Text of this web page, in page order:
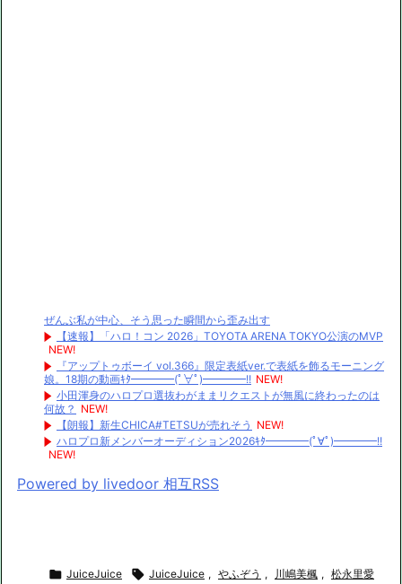
ぜんぶ私が中心、そう思った瞬間から歪み出す
【速報】「ハロ！コン 2026」TOYOTA ARENA TOKYO公演のMVP
NEW!
『アップトゥボーイ vol.366』限定表紙ver.で表紙を飾るモーニング
娘。18期の動画ｷﾀ━━━━(ﾟ∀ﾟ)━━━━!! NEW!
小田渾身のハロプロ選抜わがままリクエストが無風に終わったのは
何故？ NEW!
【朗報】新生CHICA#TETSUが売れそう NEW!
ハロプロ新メンバーオーディション2026ｷﾀ━━━━(ﾟ∀ﾟ)━━━━!!
NEW!
Powered by livedoor 相互RSS
 JuiceJuice  JuiceJuice , やふぞう , 川嶋美楓 , 松永里愛